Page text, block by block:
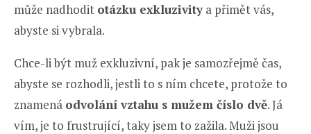
může nadhodit otázku exkluzivitya přimět vás,
abyste si vybrala.
Chce-li být muž exkluzivní, pak je samozřejmě čas,
abyste se rozhodli, jestli to s ním chcete, protože to
znamená odvolání vztahu s mužem číslo dvě. Já
vím, je to frustrující, taky jsem to zažila. Muži jsou